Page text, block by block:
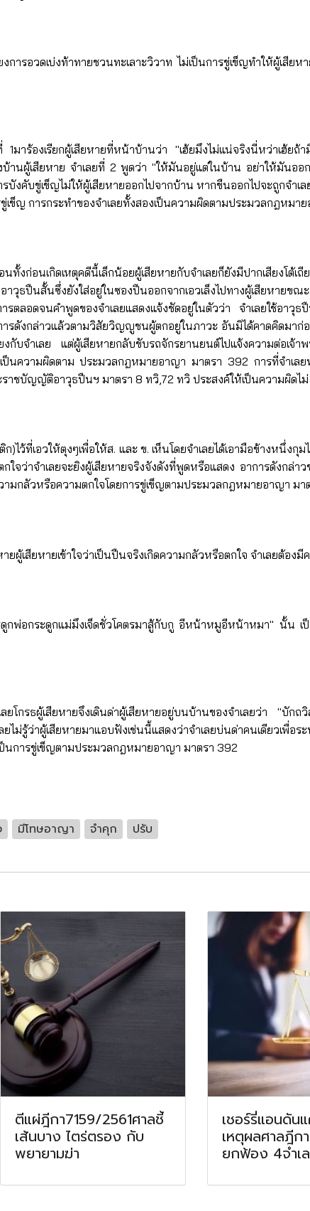
การอวดเบ่งท้าทายชวนทะเลาะวิวาท ไม่เป็นการขู่เข็ญทำให้ผู้เสี
มาร้องเรียกผู้เสียหายที่หน้าบ้านว่า "เฮ้ยมึงไม่แน่จริงนี่หว่าเฮ้ย
านผู้เสียหาย จำเลยที่ 2 พูดว่า "ให้มันอยู่แต่ในบ้าน อย่าให้มันออ
บังคับขู่เข็ญไม่ให้ผู้เสียหายออกไปจากบ้าน หากขืนออกไปจะถูกจำเ
เข็ญ การกระทำของจำเลยทั้งสองเป็นความผิดตามประมวลกฎหมา
ทั้งก่อนเกิดเหตุคดีนี้เล็กน้อยผู้เสียหายกับจำเลยก็ยังมีปากเสียงโต้
อาวุธปืนสั้นซึ่งยังใส่อยู่ในซองปืนออกจากเอวเล็งไปทางผู้เสียหา
ตลอดจนคำพูดของจำเลยแสดงแจ้งชัดอยู่ในตัวว่า จำเลยใช้อาวุธ
รดังกล่าวแล้วตามวิสัยวิญญูชนผู้ตกอยู่ในภาวะ อันมิได้คาดคิดมาก่
บจำเลย แต่ผู้เสียหายกลับขับรถจักรยานยนต์ไปแจ้งความต่อเจ้า
ป็นความผิดตาม ประมวลกฎหมายอาญา มาตรา 392 การที่จำเล
าชบัญญัติอาวุธปืนฯ มาตรา 8 ทวิ,72 ทวิ ประสงค์ให้เป็นความผิดไม่
ไว้ที่เอวให้ตุงๆเพื่อให้ส. และ ข. เห็นโดยจำเลยได้เอามือข้างหนึ่ง
าจำเลยจะยิงผู้เสียหายจริงจังดังที่พูดหรือแสดง อาการดังกล่าว
มกลัวหรือความตกใจโดยการขู่เข็ญตามประมวลกฎหมายอาญา มา
ยผู้เสียหายเข้าใจว่าเป็นปืนจริงเกิดความกลัวหรือตกใจ จำเลยต้อ
ดูกพ่อกระดูกแม่มึงเจ็ดชั่วโคตรมาสู้กับกู อีหน้าหมูอีหน้าหมา" นั้น
ลยโกรธผู้เสียหายจึงเดินด่าผู้เสียหายอยู่บนบ้านของจำเลยว่า "
ไม่รู้ว่าผู้เสียหายมาแอบฟังเช่นนี้แสดงว่าจำเลยบ่นด่าคนเดียวเพื่
นการขู่เข็ญตามประมวลกฎหมายอาญา มาตรา 392
มีโทษอาญา จำคุก ปรับ
ตีแผ่ฎีกา7159/2561ศาลชี้
เส้นบาง ไตร่ตรอง กับ
พยายามฆ่า
เชอร์รี่แอนดัน
เหตุผลศาลฎีก
ยกฟ้อง 4จำเ